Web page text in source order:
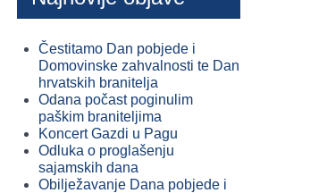
Čestitamo Dan pobjede i
Domovinske zahvalnosti te Dan
hrvatskih branitelja
Odana počast poginulim
paškim braniteljima
Koncert Gazdi u Pagu
Odluka o proglašenju
sajamskih dana
Obilježavanje Dana pobjede i